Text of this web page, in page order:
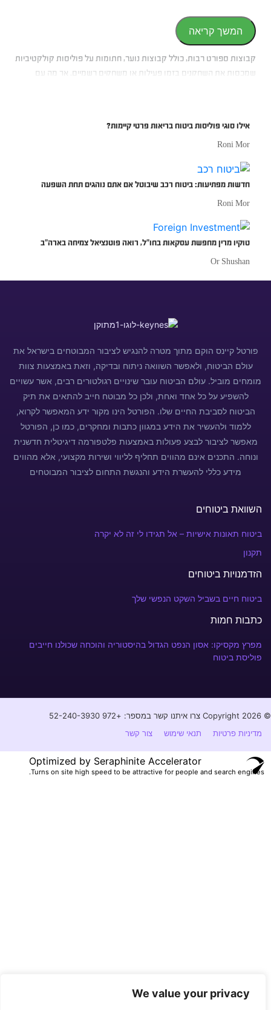
We value your privacy
המשך קריאה
קבוצות ספורט רבות, כולל קבוצות נוער, חתומות על פוליסות קולקטיביות
שמכסות את השחקנים בזמן פעילות או משחקים רשמיים. אך מה עם
אילו סוגי פוליסות ביטוח בריאות פרטי קיימות?
Roni Mor
חדשות מפתיעות: ביטוח רכב שיבוטל אם אתם נוהגים תחת השפעה
Roni Mor
טוקיו מרין מחפשת עסקאות בחו”ל, רואה פוטנציאל צמיחה בארה”ב
Or Shushan
פורטל קיינס הוקם מתוך מטרה להנגיש לציבור המבוטחים בישראל את
עולם הביטוח, ולאפשר השוואה ניתוח ובדיקה, וזאת באמצעות צוות
מומחים מוביל. עולם הביטוח עובר שינויים רגולטורים רבים, אשר עשויים
להשפיע על כל אחד ואחת, ולכן כל מבוטח חייב להתאים את תיק
הביטוח לסביבת החיים שלו. הפורטל הינו מקור ידע המאפשר לקרוא,
ללמוד ולהעשיר את הידע במגוון כתבות ומחקרים, כמו כן, הפורטל
מאפשר לציבור לבצע פעולות באמצעות פלטפורמה דיגיטלית חדשנית
ונוחה. התכנים אינם מהווים תחליף לליווי ושירות מקצועי, אלא מהווים
מידע כללי להעשרת הידע והנגשת התחום לציבור המבוטחים
השוואת ביטוחים
ביטוח תאונות אישיות – אל תגידו לי זה לא יקרה
תקנון
הזדמנויות ביטוחים
ביטוח חיים בשביל השקט הנפשי שלך
כתבות חמות
מפרץ מקסיקו: אסון הנפט הגדול בהיסטוריה והוכחה שכולנו חייבים
פוליסת ביטוח
© Copyright 2026 צרו איתנו קשר במספר: +972 52-240-3930⁩
מדיניות פרטיות
תנאי שימוש צור קשר
Optimized by Seraphinite Accelerator
Turns on site high speed to be attractive for people and search engines.